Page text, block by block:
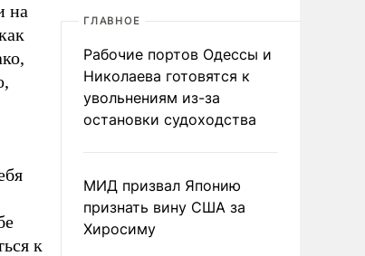
на
к
ГЛАВНОЕ
Рабочие портов Одессы и
Николаева готовятся к
увольнениям из-за
остановки судоходства
МИД призвал Японию
признать вину США за
Хиросиму